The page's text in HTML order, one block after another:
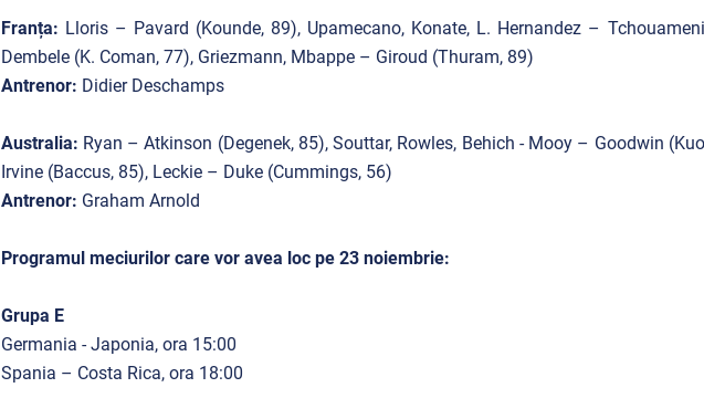
Franța: Lloris – Pavard (Kounde, 89), Upamecano, Konate, L. Hernandez –
Dembele (K. Coman, 77), Griezmann, Mbappe – Giroud (Thuram, 89)
Antrenor: Didier Deschamps
Australia: Ryan – Atkinson (Degenek, 85), Souttar, Rowles, Behich - Mooy – Goodwin
Irvine (Baccus, 85), Leckie – Duke (Cummings, 56)
Antrenor: Graham Arnold
Programul meciurilor care vor avea loc pe 23 noiembrie:
Grupa E
Germania - Japonia, ora 15:00
Spania – Costa Rica, ora 18:00